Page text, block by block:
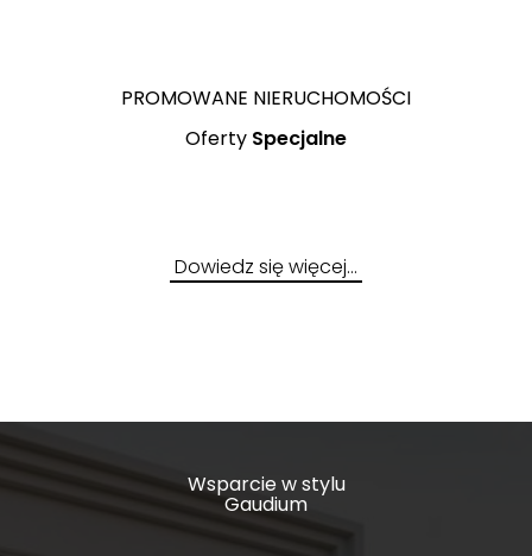
PROMOWANE NIERUCHOMOŚCI
Oferty Specjalne
Dowiedz się więcej…
Wsparcie w stylu
Gaudium